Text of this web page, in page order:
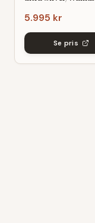
5.995 kr
Se pris